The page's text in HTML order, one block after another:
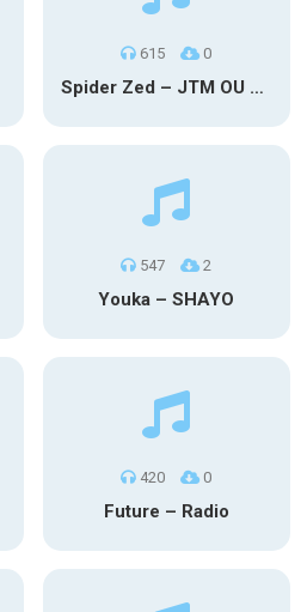
615 0
Spider Zed – JTM OU TG
547 2
Youka – SHAYO
420 0
Future – Radio